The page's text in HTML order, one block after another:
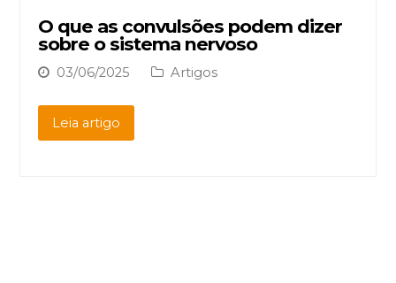
O que as convulsões podem dizer
sobre o sistema nervoso
03/06/2025 Artigos
Leia artigo